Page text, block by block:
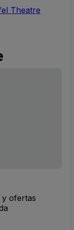
Theatre
y ofertas